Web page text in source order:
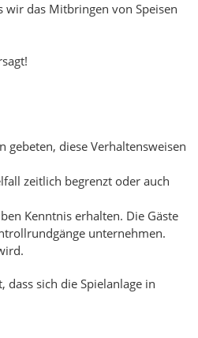
wir das Mitbringen von Speisen
gebeten, diese Verhaltensweisen
zeitlich begrenzt oder auch
Kenntnis erhalten. Die Gäste
unternehmen.
sich die Spielanlage in